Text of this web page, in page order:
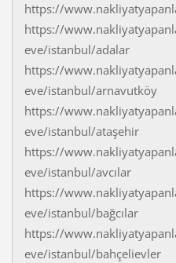
https://
https://
eve/istanbul/adalar
https://
eve/istanbul/arnavutköy
https://
eve/istanbul/ataşehir
https://
eve/istanbul/avcılar
https://
eve/istanbul/bağcılar
https://
eve/istanbul/bahçelievler